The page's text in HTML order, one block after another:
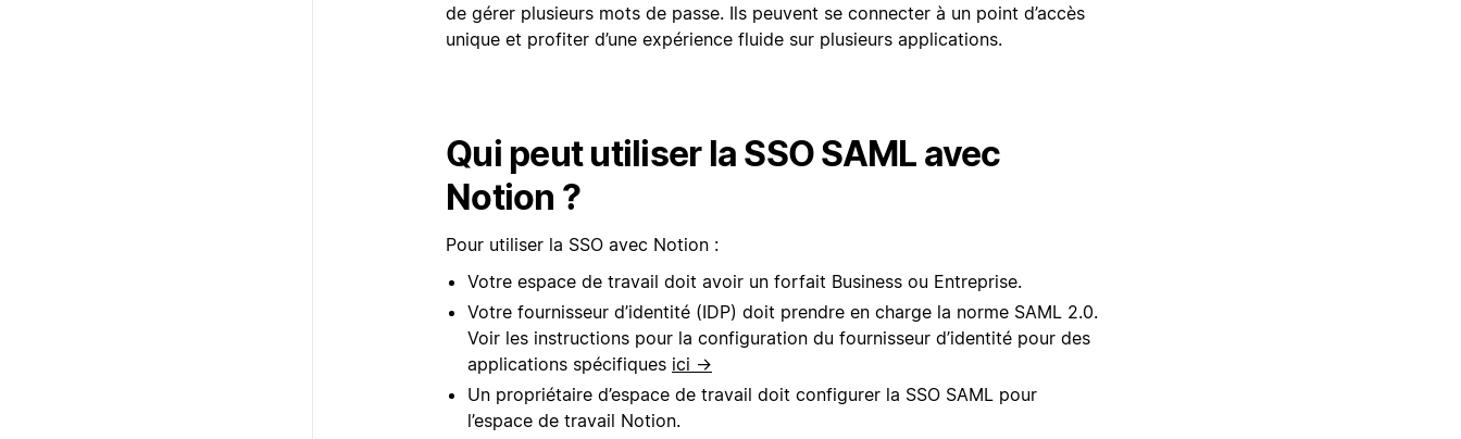
de gérer plusieurs mots de passe. Ils peuvent se connecter à un point d’accès
unique et profiter d’une expérience fluide sur plusieurs applications.
Qui peut utiliser la SSO SAML avec
Notion ?
Pour utiliser la SSO avec Notion :
Votre espace de travail doit avoir un forfait Business ou Entreprise.
Votre fournisseur d’identité (IDP) doit prendre en charge la norme SAML 2.0.
Voir les instructions pour la configuration du fournisseur d’identité pour des
applications spécifiques ici →
Un propriétaire d’espace de travail doit configurer la SSO SAML pour
l’espace de travail Notion.